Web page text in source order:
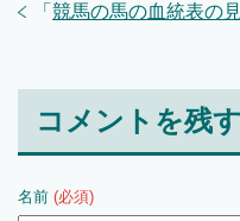
「 競馬の馬の血統表の
コメントを残す
名前 (必須)